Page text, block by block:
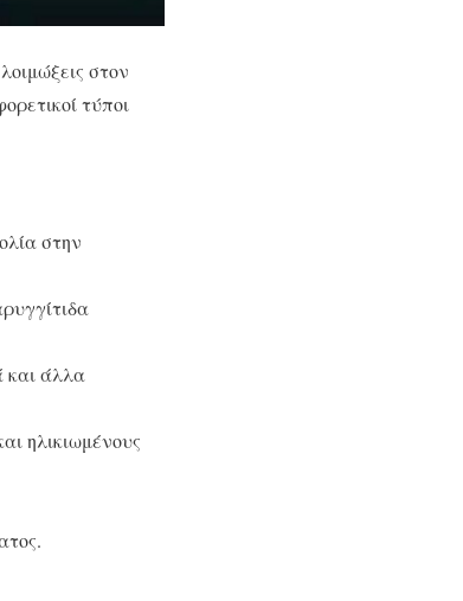
στον
τύποι
στην
και άλλα
ηλικιωμένους